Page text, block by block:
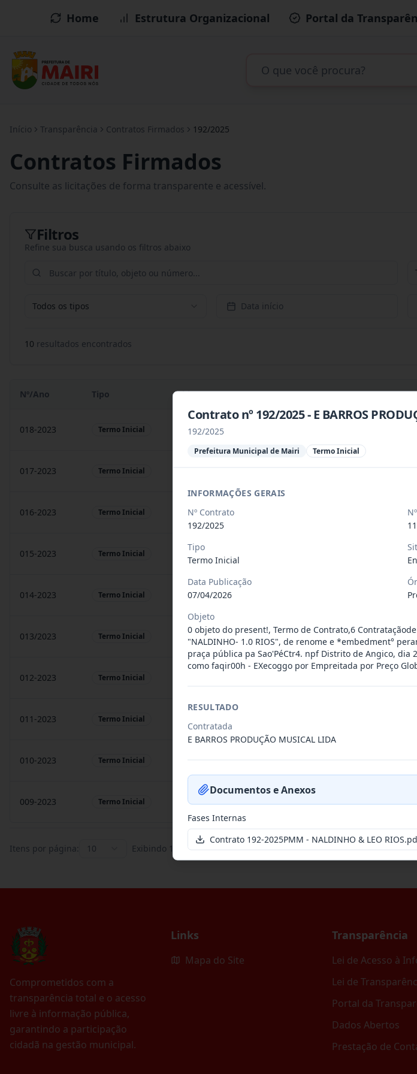
Home Estrutura Organizacional Portal da
Início Transparência Contratos Firmados 192/2025
Contratos Firmados
Consulte as licitações de forma transparente e acessível.
Filtros
Refine sua busca usando os filtros abaixo
Todos os tipos Data início
10 resultados encontrados
Nº/Ano Tipo Objeto
018-2023 Termo Inicial Contratação de empresa especializada para prestação de
017-2023 Termo Inicial
016-2023 Termo Inicial prestação de serviços de saúde, de forma complementar
015-2023 Termo Inicial prestação de sarvigos de saúde, de forma complementar
014-2023 Termo Inicial Locação de sonorização de pequeno porte e artista musical
013/2023 Termo Inicial Constitui o objeto do presente contrato a contratação de
012-2023 Termo Inicial
011-2023 Termo Inicial
010-2023 Termo Inicial
009-2023 Termo Inicial Contratação de pessoa jurídica para prestação de serviços
Itens por página: 10 Exibindo 1 de
Comprometidos com a
transparência total e o acesso
livre à informação pública,
garantindo a participação
cidadã na gestão municipal.
Links
Mapa do Site
Transparência
Lei de Acesso à
Lei de
Portal da
Dados Abertos
Prestação de
Contrato nº 192/2025 - E BARROS
192/2025
Prefeitura Municipal de Mairi Termo Inicial
INFORMAÇÕES GERAIS
Nº Contrato
192/2025
Tipo
Termo Inicial
Data Publicação
07/04/2026
Objeto
0 objeto do present!, Termo de Contrato,6
"NALDINHO- 1.0 RIOS", de renome e *embedment°
praça pública pa Sao'PéCtr4. npf Distrito de Angico, dia
como faqir00h - EXecoggo por Empreitada por Preço
RESULTADO
Contratada
E BARROS PRODUÇÃO MUSICAL LIDA
Documentos e Anexos
Fases Internas
Contrato 192-2025PMM - NALDINHO & LEO